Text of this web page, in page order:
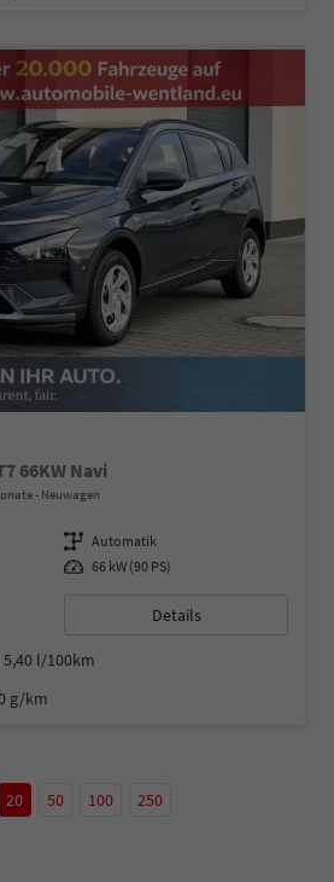
66KW Navi
Neuwagen
Getriebe Automatik
Leistung 66 kW (90 PS)
Details
5,40 l/100km
g/km
20 50 100 250